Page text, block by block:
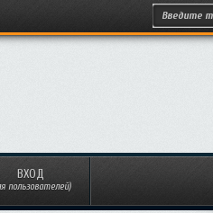
ВХОД
пользователей)